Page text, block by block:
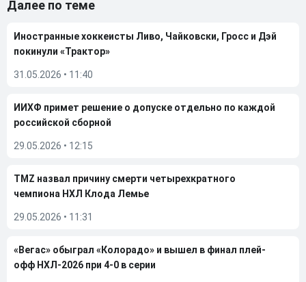
Далее по теме
Иностранные хоккеисты Ливо, Чайковски, Гросс и Дэй
покинули «Трактор»
31.05.2026 • 11:40
ИИХФ примет решение о допуске отдельно по каждой
российской сборной
29.05.2026 • 12:15
TMZ назвал причину смерти четырехкратного
чемпиона НХЛ Клода Лемье
29.05.2026 • 11:31
«Вегас» обыграл «Колорадо» и вышел в финал плей-
офф НХЛ-2026 при 4-0 в серии